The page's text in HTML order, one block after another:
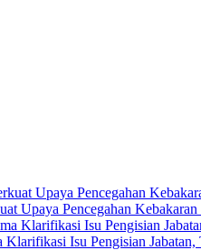
Upaya Pencegahan
Isu Pengisian